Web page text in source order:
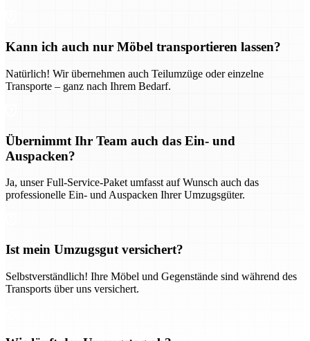
Kann ich auch nur Möbel transportieren lassen?
Natürlich! Wir übernehmen auch Teilumzüge oder einzelne
Transporte – ganz nach Ihrem Bedarf.
Übernimmt Ihr Team auch das Ein- und
Auspacken?
Ja, unser Full-Service-Paket umfasst auf Wunsch auch das
professionelle Ein- und Auspacken Ihrer Umzugsgüter.
Ist mein Umzugsgut versichert?
Selbstverständlich! Ihre Möbel und Gegenstände sind während des
Transports über uns versichert.